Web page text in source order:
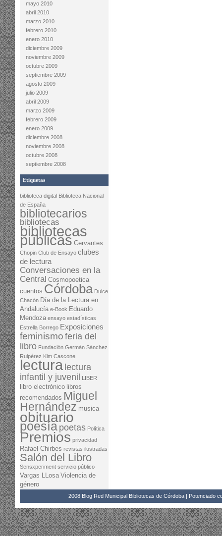
mayo 2010
abril 2010
marzo 2010
febrero 2010
enero 2010
diciembre 2009
noviembre 2009
octubre 2009
septiembre 2009
agosto 2009
julio 2009
abril 2009
marzo 2009
febrero 2009
enero 2009
diciembre 2008
noviembre 2008
octubre 2008
septiembre 2008
Etiquetas
biblioteca digital Biblioteca Nacional
de España
bibliotecarios
bibliotecas
bibliotecas
públicas Cervantes
Chopin Club de Ensayo clubes
de lectura
Conversaciones en la
Central Cosmopoetica
cuentos Córdoba Dulce
Chacón Día de la Lectura en
Andalucía e-Book Eduardo
Mendoza ensayo estadísticas
Estrella Borrego Exposiciones
feminismo feria del
libro Fundación Germán Sánchez
Ruipérez Kim Cascone
lectura lectura
infantil y juvenil
LIBER
libro electrónico libros
recomendados Miguel
Hernández musica
obituario
poesía poetas Política
Premios privacidad
Rafael Chirbes revistas ilustradas
Salón del Libro
Sensxperiment servicio público
Vargas LLosa Violencia de
género
2008 Blog Red Municipal Bibliotecas de Córdoba | Potenciado